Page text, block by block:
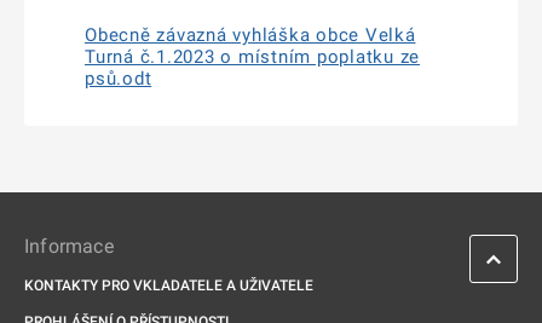
Obecně závazná vyhláška obce Velká
Turná č.1.2023 o místním poplatku ze
psů.odt
Informace
KONTAKTY PRO VKLADATELE A UŽIVATELE